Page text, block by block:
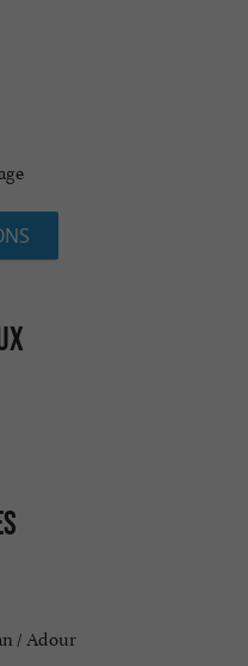
/ Adour